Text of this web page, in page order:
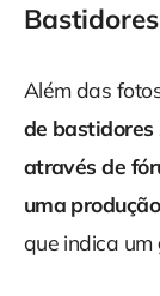
Bastidores
Além das
de bastidores
através de
uma
que indica um